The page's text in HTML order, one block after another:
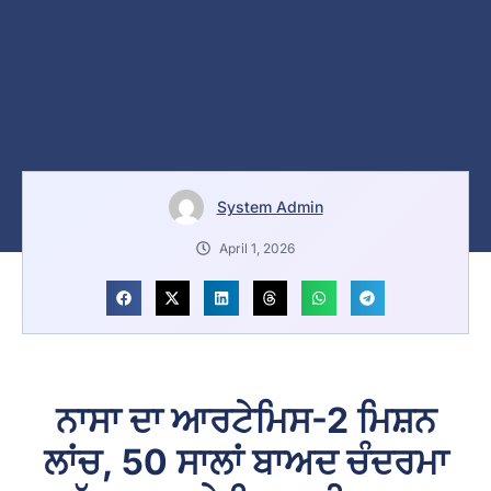
System Admin
April 1, 2026
ਨਾਸਾ ਦਾ ਆਰਟੇਮਿਸ-2 ਮਿਸ਼ਨ
ਲਾਂਚ, 50 ਸਾਲਾਂ ਬਾਅਦ ਚੰਦਰਮਾ